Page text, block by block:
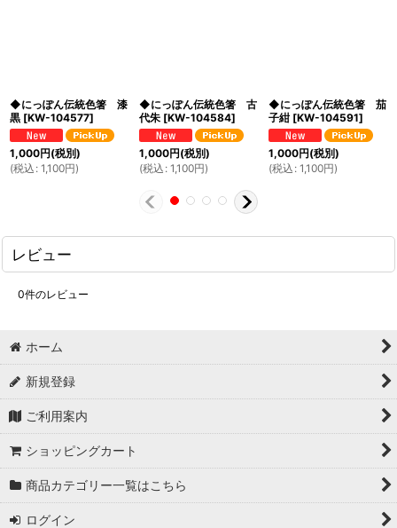
◆にっぽん伝統色箸 漆
黒 [KW-104577]
1,000円(税別)
(税込 : 1,100円)
◆にっぽん伝統色箸 古
代朱 [KW-104584]
1,000円(税別)
(税込 : 1,100円)
◆にっぽん伝統色箸 茄
子紺 [KW-104591]
1,000円(税別)
(税込 : 1,100円)
レビュー
0件のレビュー
ホーム
新規登録
ご利用案内
ショッピングカート
商品カテゴリー一覧はこちら
ログイン